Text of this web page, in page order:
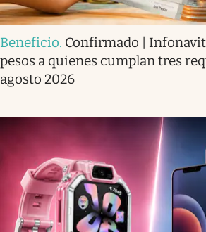
Beneficio. Confirmado |
pesos a quienes cumplan tres
agosto 2026